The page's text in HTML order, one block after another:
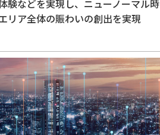
験などを実現し、ニューノーマル時
リア全体の賑わいの創出を実現